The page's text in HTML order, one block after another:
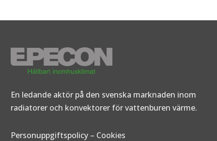
En ledande aktör på den svenska marknaden inom
radiatorer och konvektorer för vattenburen värme.
Personuppgiftspolicy – Cookies